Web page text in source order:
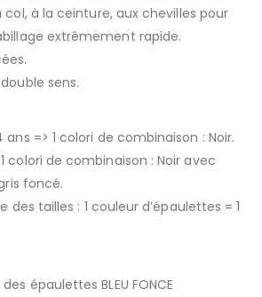
col, à la ceinture, aux chevilles pour
extrêmement rapide.
sens.
ans => 1 colori de combinaison : Noir.
1 colori de combinaison : Noir avec
foncé.
tailles : 1 couleur d’épaulettes = 1
épaulettes BLEU FONCE